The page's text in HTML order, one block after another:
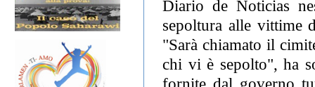
Diario de Noticias
sepoltura alle vittime
"Sarà chiamato il
chi vi è sepolto", ha